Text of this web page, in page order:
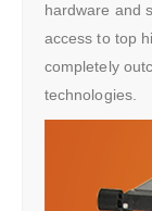
hardware and
access to top
completely
technologies.